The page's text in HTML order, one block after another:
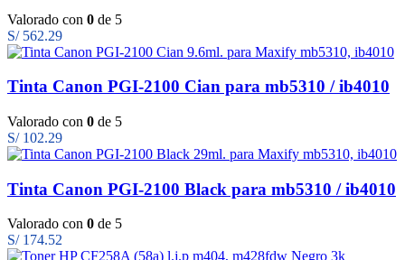
Valorado con 0 de 5
S/562.29
Tinta Canon PGI-2100 Cian para mb5310 / ib4010
Valorado con 0 de 5
S/102.29
Tinta Canon PGI-2100 Black para mb5310 / ib4010
Valorado con 0 de 5
S/174.52